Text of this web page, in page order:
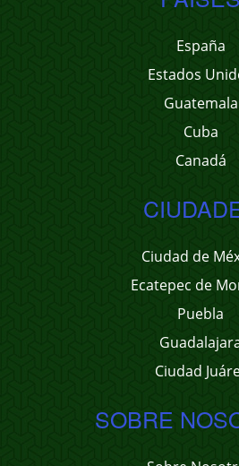
España
Estados
Guatemala
Cuba
Canadá
Ciudad de
Ecatepec de
Puebla
Ciudad
SOBRE